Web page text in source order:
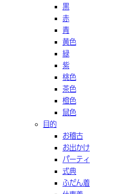
黒
赤
青
黄色
緑
紫
桃色
茶色
橙色
鼠色
目的
お稽古
お出かけ
パーティ
式典
ふだん着